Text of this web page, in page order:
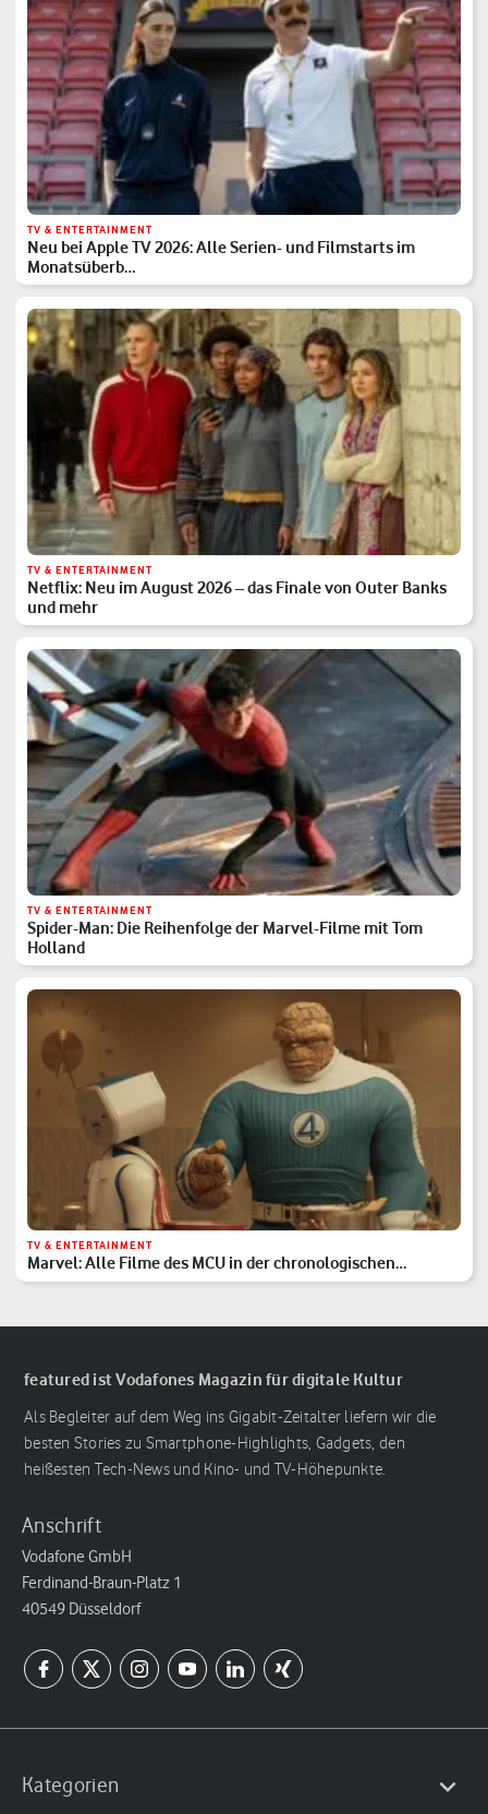
TV & ENTERTAINMENT
Neu bei Apple TV 2026: Alle Serien- und Filmstarts im
Monatsüberb…
TV & ENTERTAINMENT
Netflix: Neu im August 2026 – das Finale von Outer Banks
und mehr
TV & ENTERTAINMENT
Spider-Man: Die Reihenfolge der Marvel-Filme mit Tom
Holland
TV & ENTERTAINMENT
Marvel: Alle Filme des MCU in der chronologischen
Reihenfolge
featured ist Vodafones Magazin für digitale Kultur
Als Begleiter auf dem Weg ins Gigabit-Zeitalter liefern wir die
besten Stories zu Smartphone-Highlights, Gadgets, den
heißesten Tech-News und Kino- und TV-Höhepunkte.
Anschrift
Vodafone GmbH
Ferdinand-Braun-Platz 1
40549 Düsseldorf
Kategorien